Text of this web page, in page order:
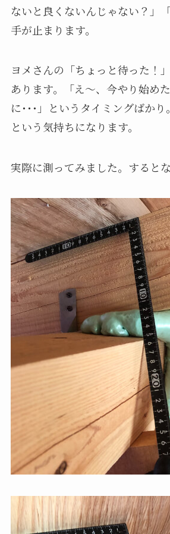
ないと良くないんじゃない？」
手が止まります。
ヨメさんの「ちょっと待った！
あります。「え～、今やり始め
に･･･」というタイミングばかり
という気持ちになります。
実際に測ってみました。すると